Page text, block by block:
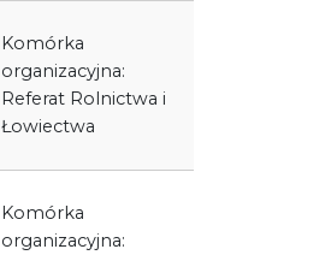
Komórka
organizacyjna:
Referat Rolnictwa i
Łowiectwa
Komórka
organizacyjna: